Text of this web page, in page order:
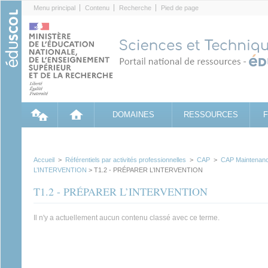
Menu principal Contenu Recherche Pied de page
DOMAINES RESSOURCES
Accueil > Référentiels par activités professionnelles > CAP > CAP
L’INTERVENTION > T1.2 - PRÉPARER L’INTERVENTION
T1.2 - PRÉPARER L’INTERVENTION
Il n'y a actuellement aucun contenu classé avec ce terme.